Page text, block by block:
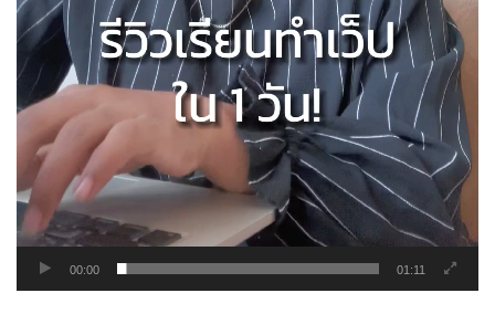
00:00 01:11